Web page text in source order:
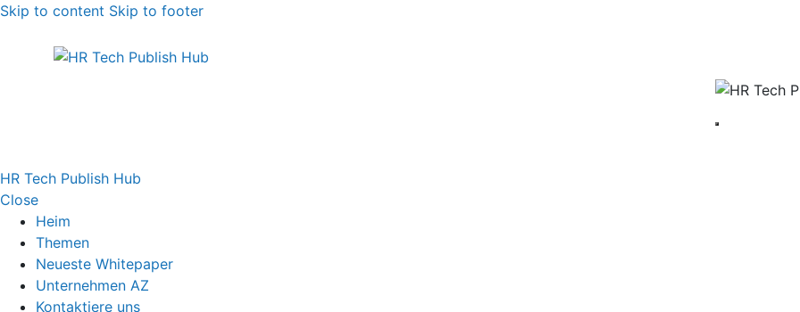
Skip to content Skip to footer
HR Tech Publish Hub
Close
Heim
Themen
Neueste Whitepaper
Unternehmen AZ
Kontaktiere uns